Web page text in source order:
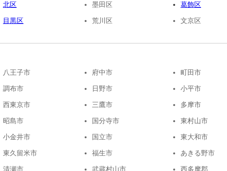
北区 墨田区 葛飾区
目黒区 荒川区 文京区
八王子市 府中市 町田市
調布市 日野市 小平市
西東京市 三鷹市 多摩市
昭島市 国分寺市 東村山市
小金井市 国立市 東大和市
東久留米市 福生市 あきる野市
清瀬市 武蔵村山市 西多摩郡